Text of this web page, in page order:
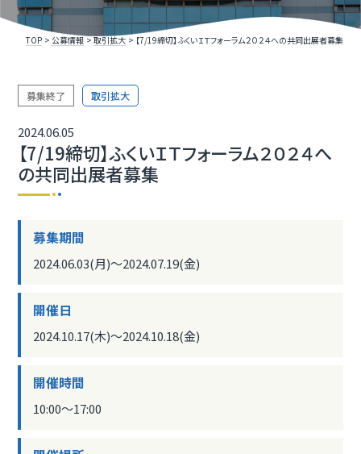
TOP 公募情報 取引拡大 【7/19締切】ふくいＩＴフォーラム２０２４への共同出展者募集
募集終了 取引拡大
2024.06.05
【7/19締切】ふくいＩＴフォーラム２０２４へ
の共同出展者募集
募集期間
2024.06.03(月)〜2024.07.19(金)
開催日
2024.10.17(木)〜2024.10.18(金)
開催時間
10:00〜17:00